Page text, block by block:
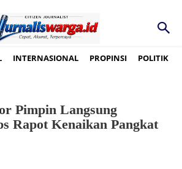
INTERNASIONAL PROPINSI POLITIK
Pimpin Langsung
Rapot Kenaikan Pangkat